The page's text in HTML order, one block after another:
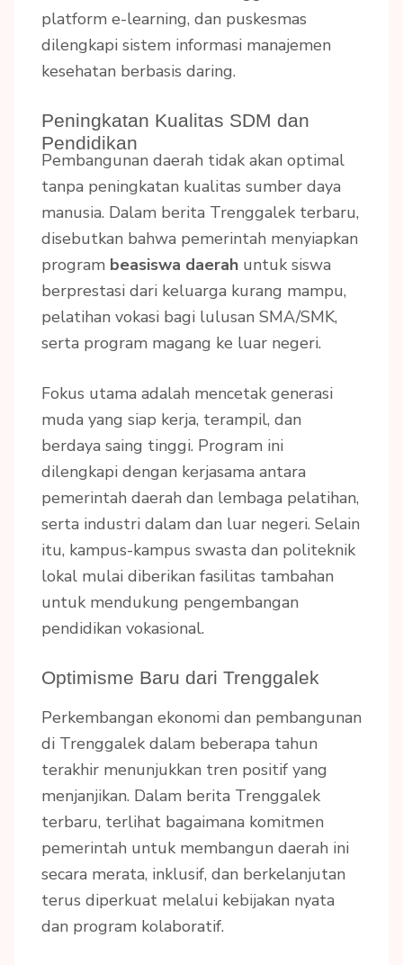
platform e-learning, dan puskesmas
dilengkapi sistem informasi manajemen
kesehatan berbasis daring.
Peningkatan Kualitas SDM dan
Pendidikan
Pembangunan daerah tidak akan optimal
tanpa peningkatan kualitas sumber daya
manusia. Dalam berita Trenggalek terbaru,
disebutkan bahwa pemerintah menyiapkan
program beasiswa daerah untuk siswa
berprestasi dari keluarga kurang mampu,
pelatihan vokasi bagi lulusan SMA/SMK,
serta program magang ke luar negeri.
Fokus utama adalah mencetak generasi
muda yang siap kerja, terampil, dan
berdaya saing tinggi. Program ini
dilengkapi dengan kerjasama antara
pemerintah daerah dan lembaga pelatihan,
serta industri dalam dan luar negeri. Selain
itu, kampus-kampus swasta dan politeknik
lokal mulai diberikan fasilitas tambahan
untuk mendukung pengembangan
pendidikan vokasional.
Optimisme Baru dari Trenggalek
Perkembangan ekonomi dan pembangunan
di Trenggalek dalam beberapa tahun
terakhir menunjukkan tren positif yang
menjanjikan. Dalam berita Trenggalek
terbaru, terlihat bagaimana komitmen
pemerintah untuk membangun daerah ini
secara merata, inklusif, dan berkelanjutan
terus diperkuat melalui kebijakan nyata
dan program kolaboratif.